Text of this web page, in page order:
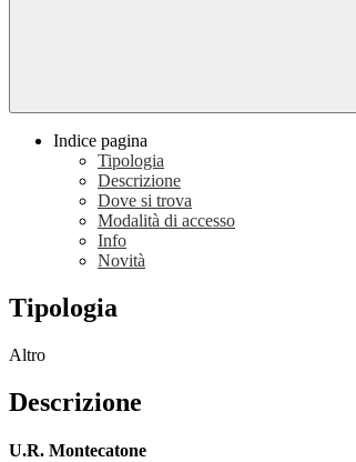
Indice pagina
Tipologia
Descrizione
Dove si trova
Modalità di accesso
Info
Novità
Tipologia
Altro
Descrizione
U.R. Montecatone